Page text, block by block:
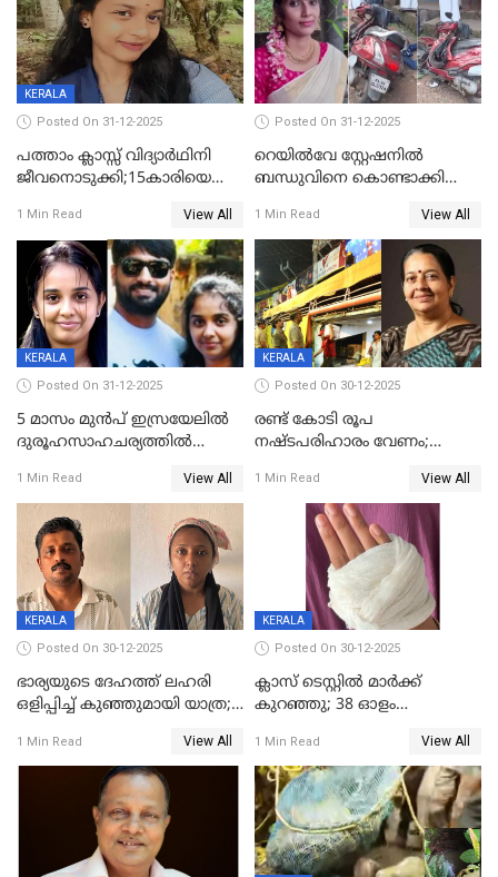
KERALA
Posted On 31-12-2025
പത്താം ക്ലാസ്സ് വിദ്യാര്‍ഥിനി
ജീവനൊടുക്കി;15കാരിയെ
കിടപ്പുമുറിയില്‍ തൂങ്ങി മരിച്ച
നിലയിൽ
1 Min Read View All
Posted On 31-12-2025
റെയിൽവേ സ്റ്റേഷനിൽ
ബന്ധുവിനെ കൊണ്ടാക്കി
ലോറി സ്കൂട്ടറിൽ ഇടിച്ചു :
യുവതിക്ക് ദാരുണാന്ത്യം
1 Min Read View All
KERALA
Posted On 31-12-2025
5 മാസം മുൻപ് ഇസ്രയേലിൽ
ദുരൂഹസാഹചര്യത്തിൽ
മലയാളി യുവാവിന്റെ ഭാര്യയും
മരിച്ചു
1 Min Read View All
KERALA
Posted On 30-12-2025
രണ്ട് കോടി രൂപ
നഷ്ടപരിഹാരം വേണം;
നോട്ടീസയച്ച് ഉമാ തോമസ്
1 Min Read View All
KERALA
Posted On 30-12-2025
ഭാര്യയുടെ ദേഹത്ത് ലഹരി
ഒളിപ്പിച്ച് കുഞ്ഞുമായി യാത്ര;
പിടികൂടി പൊലീസ്
1 Min Read View All
KERALA
Posted On 30-12-2025
ക്ലാസ് ടെസ്റ്റിൽ മാർക്ക്
കുറഞ്ഞു; 38 ഓളം
സെന്ററിലെ അധ്യാപകന്‍
മർദിച്ചതായി പരാതി
1 Min Read View All